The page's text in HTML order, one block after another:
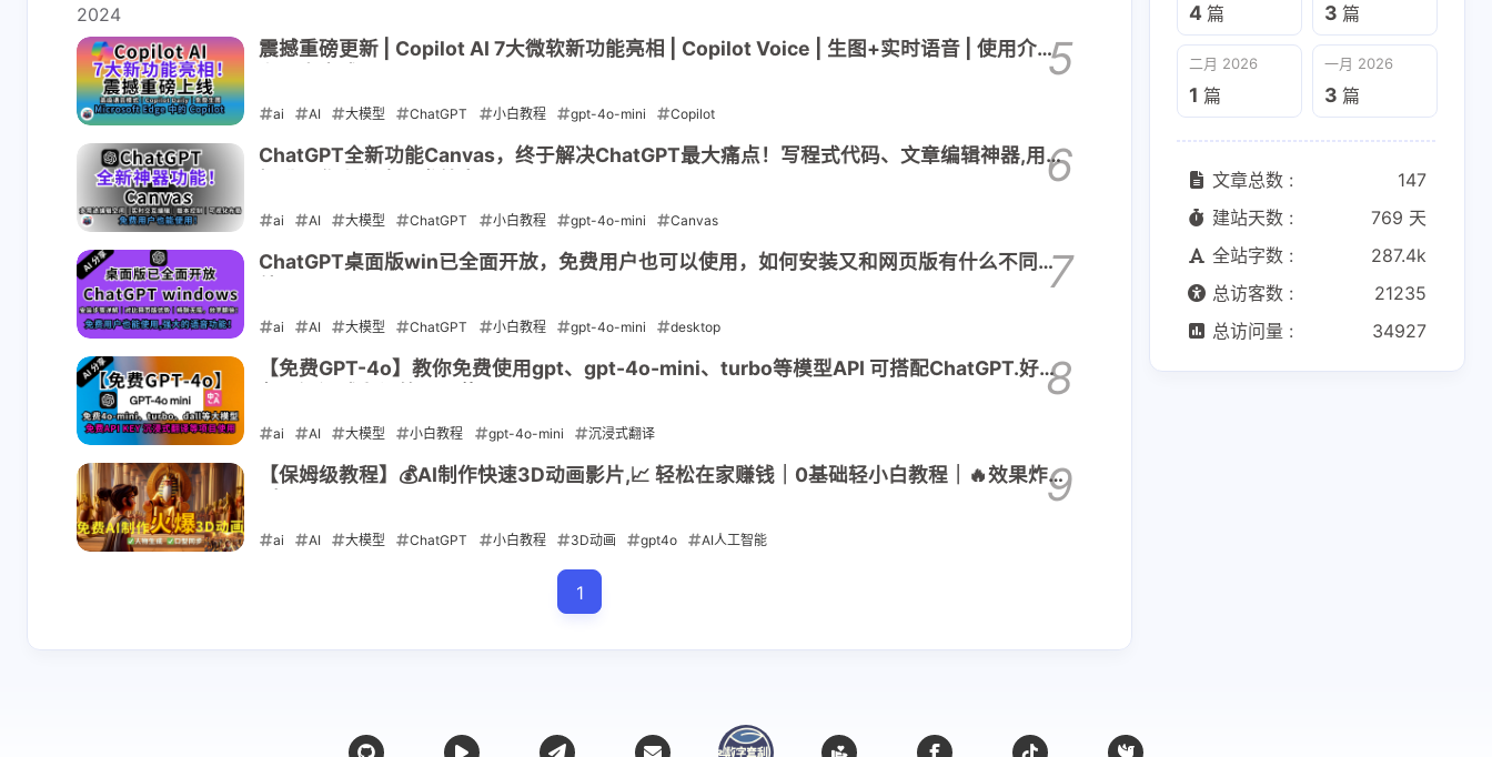
2024
震撼重磅更新 | Copilot AI 7大微软新功能亮相 | Copilot Voice | 生图+实时语音 | 使用介绍5
ai AI 大模型 ChatGPT 小白教程 gpt-4o-mini Copilot
2024-12-16
ChatGPT全新功能Canvas，终于解决ChatGPT最大痛点！写程式代码、文章编辑神器,用于
6
ai AI 大模型 ChatGPT 小白教程 gpt-4o-mini Canvas
2024-12-12
ChatGPT桌面版win已全面开放，免费用户也可以使用，如何安装又和网页版有什么不同之7
ai AI 大模型 ChatGPT 小白教程 gpt-4o-mini desktop
2024-11-29
【免费GPT-4o】教你免费使用gpt、gpt-4o-mini、turbo等模型API 可搭配ChatGPT.好 8
ai AI 大模型 小白教程 gpt-4o-mini 沉浸式翻译
2024-11-10
【保姆级教程】💰AI制作快速3D动画影片,📈 轻松在家赚钱｜0基础轻小白教程｜🔥效果炸9
ai AI 大模型 ChatGPT 小白教程 3D动画 gpt4o AI人工智能
1
4 篇 3 篇
二月 2026
1 篇
一月 2026
3 篇
文章总数 :
147
建站天数 :
769 天
全站字数 :
287.4k
总访客数 :
21235
总访问量 :
34927